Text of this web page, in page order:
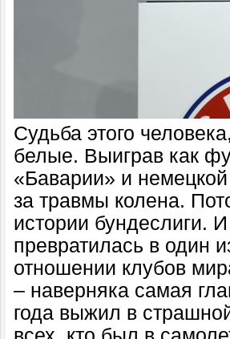
Судьба этого
белые. Выиграв как
«Баварии» и немецкой
за травмы колена.
истории бундеслиги.
превратилась в один
отношении клубов
– наверняка самая
года выжил в